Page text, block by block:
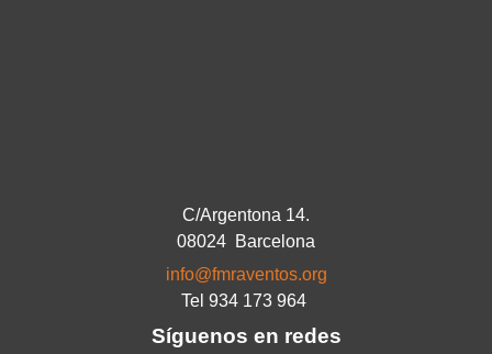
C/Argentona 14.
08024 Barcelona
info@fmraventos.org
Tel 934 173 964
Síguenos en redes